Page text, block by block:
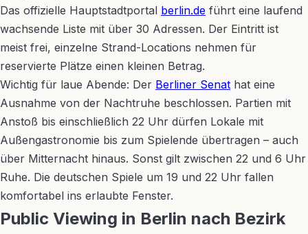
Das offizielle Hauptstadtportal berlin.de führt eine laufend
wachsende Liste mit über 30 Adressen. Der Eintritt ist
meist frei, einzelne Strand-Locations nehmen für
reservierte Plätze einen kleinen Betrag.
Wichtig für laue Abende: Der Berliner Senat hat eine
Ausnahme von der Nachtruhe beschlossen. Partien mit
Anstoß bis einschließlich 22 Uhr dürfen Lokale mit
Außengastronomie bis zum Spielende übertragen – auch
über Mitternacht hinaus. Sonst gilt zwischen 22 und 6 Uhr
Ruhe. Die deutschen Spiele um 19 und 22 Uhr fallen
komfortabel ins erlaubte Fenster.
Public Viewing in Berlin nach Bezirk